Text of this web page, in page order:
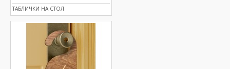
ТАБЛИЧКИ НА СТОЛ